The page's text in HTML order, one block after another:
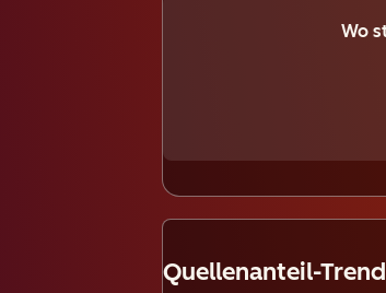
Wo
Quellenanteil-